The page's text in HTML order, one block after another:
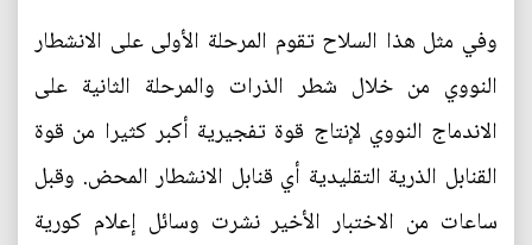
وفي مثل هذا السلاح تقوم المرحلة الأولى على الانشطار
النووي من خلال شطر الذرات والمرحلة الثانية على
الاندماج النووي لإنتاج قوة تفجيرية أكبر كثيرا من قوة
القنابل الذرية التقليدية أي قنابل الانشطار المحض. وقبل
ساعات من الاختبار الأخير نشرت وسائل إعلام كورية